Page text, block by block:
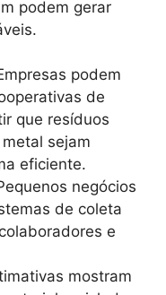
podem gerar
podem
de
que resíduos
sejam
eficiente.
negócios
de coleta
e
mostram